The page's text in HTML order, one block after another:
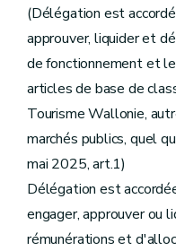
(Délégation est
approuver, liquider et
de fonctionnement et
articles de base de
Tourisme Wallonie,
marchés publics, quel
mai 2025, art.1)
Délégation est
engager, approuver ou
rémunérations et